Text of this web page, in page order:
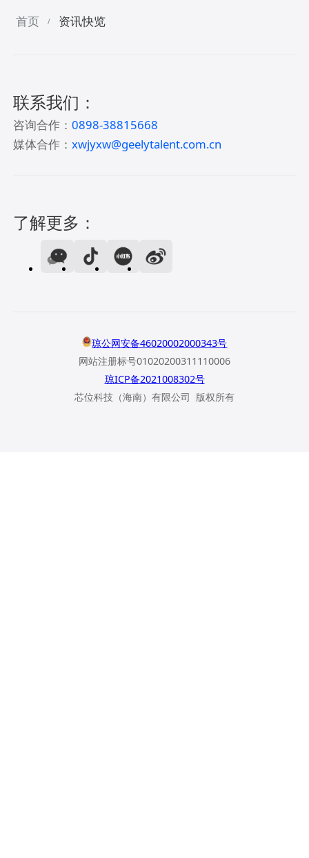
首页 / 资讯快览
联系我们：
咨询合作：0898-38815668
媒体合作：xwjyxw@geelytalent.com.cn
了解更多：
琼公网安备46020002000343号
网站注册标号01020200311110006
琼ICP备2021008302号
芯位科技（海南）有限公司 版权所有